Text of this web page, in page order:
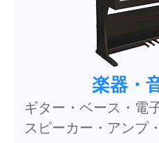
楽器・
ギター・ベース・電
スピーカー・アンプ